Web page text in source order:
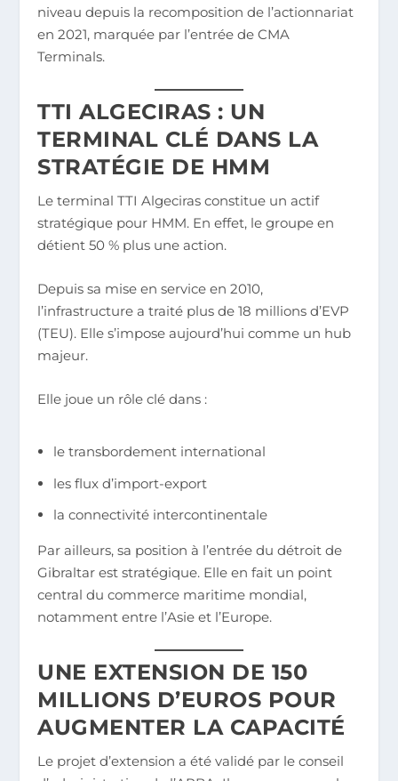
niveau depuis la recomposition de l’actionnariat
en 2021, marquée par l’entrée de CMA
Terminals.
TTI ALGECIRAS : UN
TERMINAL CLÉ DANS LA
STRATÉGIE DE HMM
Le terminal TTI Algeciras constitue un actif
stratégique pour HMM. En effet, le groupe en
détient 50 % plus une action.
Depuis sa mise en service en 2010,
l’infrastructure a traité plus de 18 millions d’EVP
(TEU). Elle s’impose aujourd’hui comme un hub
majeur.
Elle joue un rôle clé dans :
le transbordement international
les flux d’import-export
la connectivité intercontinentale
Par ailleurs, sa position à l’entrée du détroit de
Gibraltar est stratégique. Elle en fait un point
central du commerce maritime mondial,
notamment entre l’Asie et l’Europe.
UNE EXTENSION DE 150
MILLIONS D’EUROS POUR
AUGMENTER LA CAPACITÉ
Le projet d’extension a été validé par le conseil